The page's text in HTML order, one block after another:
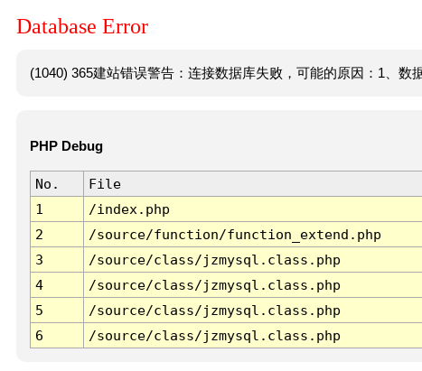
Database Error
(1040) 365建站错误警告：连接数据库失败，可能的原因：1、数
PHP Debug
No. File
1
/index.php
2
/source/function/function_extend.php
3
/source/class/jzmysql.class.php
4
/source/class/jzmysql.class.php
5
/source/class/jzmysql.class.php
6
/source/class/jzmysql.class.php